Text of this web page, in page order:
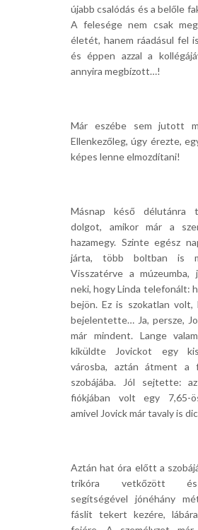
újabb csalódás és a belőle
A felesége nem csak
életét, hanem ráadásul fel
és éppen azzal a
annyira megbízott…!
Már eszébe sem jutott
Ellenkezőleg, úgy érezte,
képes lenne elmozdítani!
Másnap késő délutánra
dolgot, amikor már a
hazamegy. Szinte egész
járta, több boltban is
Visszatérve a múzeumba,
neki, hogy Linda telefonált:
bejön. Ez is szokatlan volt,
bejelentette… Ja, persze,
már mindent. Lange
kiküldte Jovickot egy
városba, aztán átment a
szobájába. Jól sejtette:
fiókjában volt egy 7,65-
amivel Jovick már tavaly is
Aztán hat óra előtt a
trikóra vetkőzött
segítségével jónéhány
fáslit tekert kezére,